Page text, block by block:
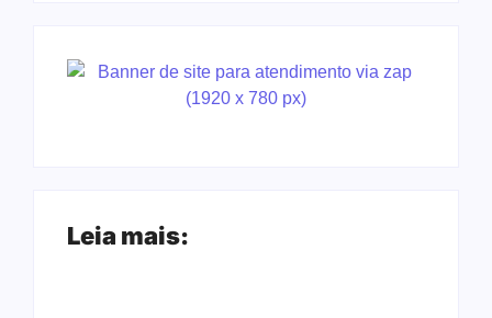
Leia mais: